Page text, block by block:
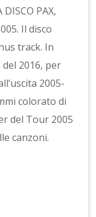
PAX,
Il disco
track. In
2016, per
2005-
colorato di
del Tour 2005
canzoni.